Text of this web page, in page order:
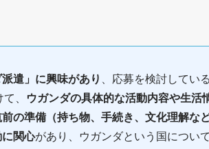
遣」に興味があり
、応募を検討してい
、
ウガンダの具体的な活動内容や生活
の準備（持ち物、手続き、文化理解など
関心があり、ウガンダという国につい